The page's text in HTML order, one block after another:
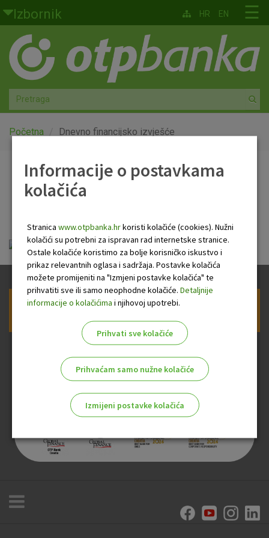
Skoči na glavni sadržaj
Izbornik
Građani
Privatno bankarstvo
Agro
Mala poduzeća i obrtnici
Globalna tržišta
O nama
☰
HR EN
Početna Dnevno financijsko izvješće
Dnevno financijsko
Dnevno financijsko izvješće.pdf
Prijava na newsletter OTP banke
Informacije o postavkama
kolačića
Stranica www.otpbanka.hrkoristi kolačiće (cookies). Nužni
kolačići su potrebni za ispravan rad internetske stranice.
Ostale kolačiće koristimo za bolje korisničko iskustvo i
prikaz relevantnih oglasa i sadržaja. Postavke kolačića
možete promijeniti na "Izmjeni postavke kolačića" te
prihvatiti sve ili samo neophodne kolačiće. Detaljnije
informacije o kolačićima i njihovoj upotrebi.
Prihvati sve kolačiće
Prihvaćam samo nužne kolačiće
Izmijeni postavke kolačića